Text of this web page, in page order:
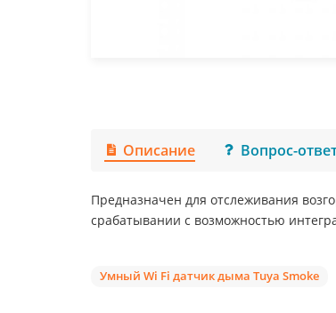
Описание Вопрос-
Предназначен для отслеживания
срабатывании с возможностью
Умный Wi Fi датчик дыма Tuya Smoke